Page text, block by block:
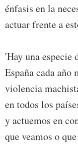
énfasis en la
actuar frente a
'Hay una especie
España cada año
violencia
en todos los
y actuemos en
que veamos o